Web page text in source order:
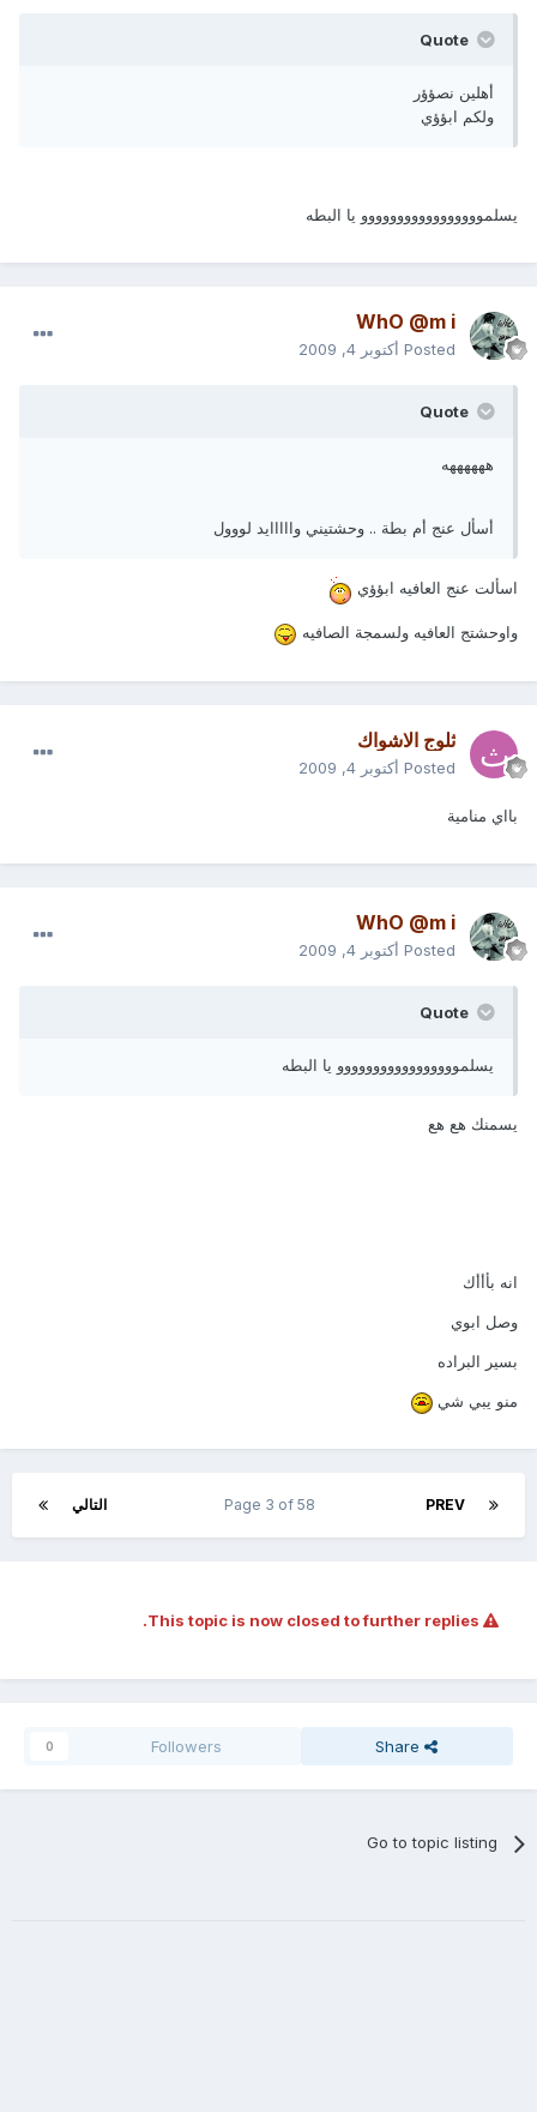
أهلين نصؤؤر
ولكم ابؤؤي
يسلمووووووووووووووووو يا البطه
WhO @m i
Posted أكتوبر 4, 2009
ههههههه
أسأل عنج أم بطة .. وحشتيني وااااايد لووول
اسألت عنج العافيه ابؤؤي
واوحشتج العافيه ولسمجة الصافيه
ثلوج الاشواك
Posted أكتوبر 4, 2009
بااي منامية
WhO @m i
Posted أكتوبر 4, 2009
يسلمووووووووووووووووو يا البطه
يسمنك هع هع
انه بأأأك
وصل ابوي
بسير البراده
منو يبي شي
PREV التالي Page 3 of 58
This topic is now closed to further replies.
Share
Followers
0
Go to topic listing